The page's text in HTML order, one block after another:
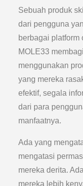
Sebuah produk
dari pengguna
berbagai platform
MOLE33
menggunakan
yang mereka
efektif, segala
dari para
manfaatnya.
Ada yang
mengatasi
mereka derita.
mereka lebih